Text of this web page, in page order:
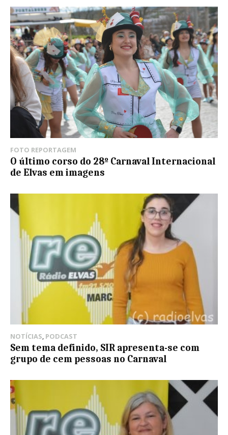
FOTO REPORTAGEM
O último corso do 28º Carnaval Internacional
de Elvas em imagens
NOTÍCIAS PODCAST
Sem tema definido, SIR apresenta-se com
grupo de cem pessoas no Carnaval